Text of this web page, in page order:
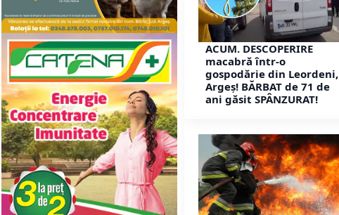
ACUM. DESCOPERIRE
macabră într-o
gospodărie din Leordeni,
Argeș! BĂRBAT de 71 de
ani găsit SPÂNZURAT!